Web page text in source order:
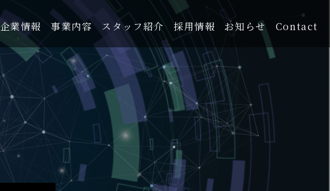
企業情報 事業内容 スタッフ紹介 採用情報 お知らせ Contact